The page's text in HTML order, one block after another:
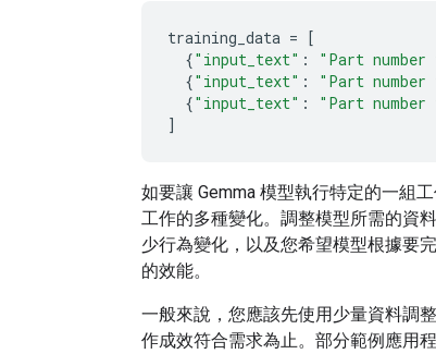
training_data = [
{"input_text" : "Part
{"input_text" : "Part
{"input_text" : "Part number
]
如要讓 Gemma 模型執行特定的一組
工作的多種變化。調整模型所需的資
少行為變化，以及您希望模型根據要
的效能。
一般來說，您應該先使用少量資料調
作成效符合需求為止。部分範例應用